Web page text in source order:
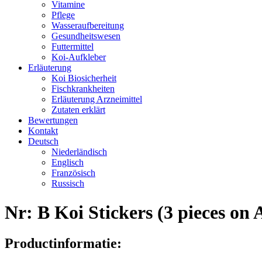
Vitamine
Pflege
Wasseraufbereitung
Gesundheitswesen
Futtermittel
Koi-Aufkleber
Erläuterung
Koi Biosicherheit
Fischkrankheiten
Erläuterung Arzneimittel
Zutaten erklärt
Bewertungen
Kontakt
Deutsch
Niederländisch
Englisch
Französisch
Russisch
Nr: B Koi Stickers (3 pieces on
Productinformatie: